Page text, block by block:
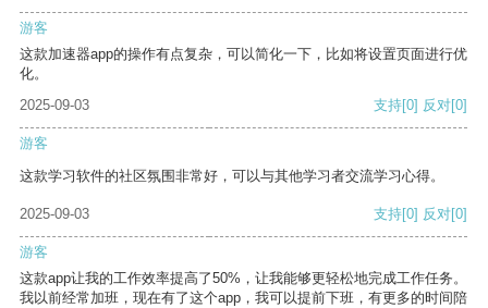
游客
这款加速器app的操作有点复杂，可以简化一下，比如将设置页面进行优
化。
2025-09-03
支持[0] 反对[0]
游客
这款学习软件的社区氛围非常好，可以与其他学习者交流学习心得。
2025-09-03 支持[0] 反对[0]
游客
这款app让我的工作效率提高了50%，让我能够更轻松地完成工作任务。
我以前经常加班，现在有了这个app，我可以提前下班，有更多的时间陪